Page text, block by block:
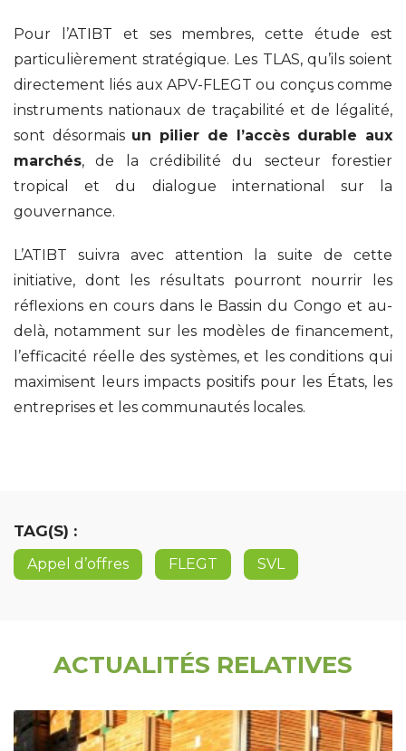
Pour l’ATIBT et ses membres, cette étude est
particulièrement stratégique. Les TLAS, qu’ils soient
directement liés aux APV-FLEGT ou conçus comme
instruments nationaux de traçabilité et de légalité,
sont désormais un pilier de l’accès durable aux
marchés, de la crédibilité du secteur forestier
tropical et du dialogue international sur la
gouvernance.
L’ATIBT suivra avec attention la suite de cette
initiative, dont les résultats pourront nourrir les
réflexions en cours dans le Bassin du Congo et au-
delà, notamment sur les modèles de financement,
l’efficacité réelle des systèmes, et les conditions qui
maximisent leurs impacts positifs pour les États, les
entreprises et les communautés locales.
TAG(S) :
Appel d’offres FLEGT SVL
ACTUALITÉS RELATIVES